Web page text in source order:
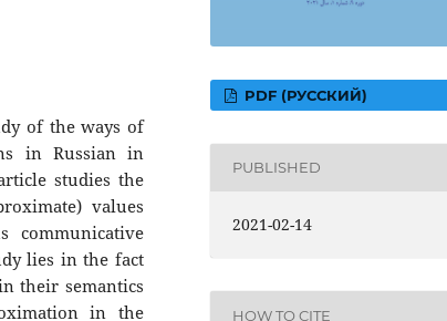
of the ways of
in Russian in
studies the
values
communicative
lies in the fact
their semantics
in the
PDF (РУССКИЙ)
PUBLISHED
2021-02-14
HOW TO CITE